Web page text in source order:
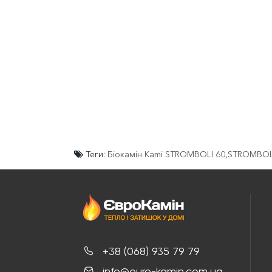
Теги: Біокамін Kami STROMBOLI 60,
+38 (068) 935 79 79